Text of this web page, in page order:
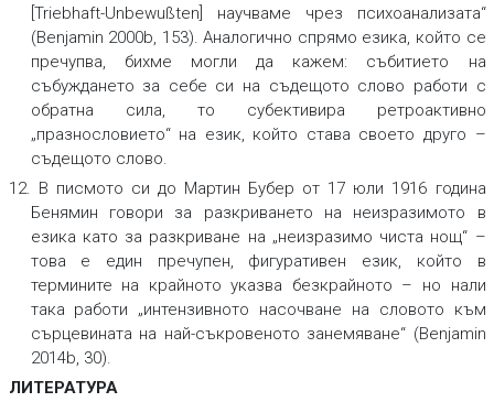
[Triebhaft-Unbewußten] научваме чрез психоанализата“
(Benjamin 2000b, 153). Аналогично спрямо езика, който се
пречупва, бихме могли да кажем: събитието на
събуждането за себе си на съдещото слово работи с
обратна сила, то субективира ретроактивно
„празнословието“ на език, който става своето друго –
съдещото слово.
12. В писмото си до Мартин Бубер от 17 юли 1916 година
Бенямин говори за разкриването на неизразимото в
езика като за разкриване на „неизразимо чиста нощ“ –
това е един пречупен, фигуративен език, който в
термините на крайното указва безкрайното – но нали
така работи „интензивното насочване на словото към
сърцевината на най-съкровеното занемяване“ (Benjamin
2014b, 30).
ЛИТЕРАТУРА